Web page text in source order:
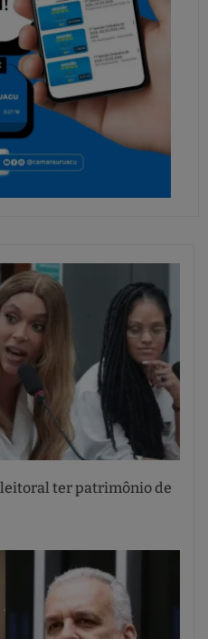
ter patrimônio de